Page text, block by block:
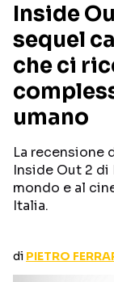
GENERI
PERSONAGGI
Categorie
CURIOSITÀ
RECENSIONI
Inside
sequel
che ci
umano
La recensione
Inside Out 2 di
mondo e al
Italia.
di PIETRO